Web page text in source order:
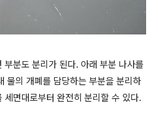
부분도 분리가 된다. 아래 부분 나사를
물의 개폐를 담당하는 부분을 분리하
세면대로부터 완전히 분리할 수 있다.